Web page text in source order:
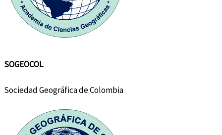
SOGEOCOL
Sociedad Geográfica de Colombia